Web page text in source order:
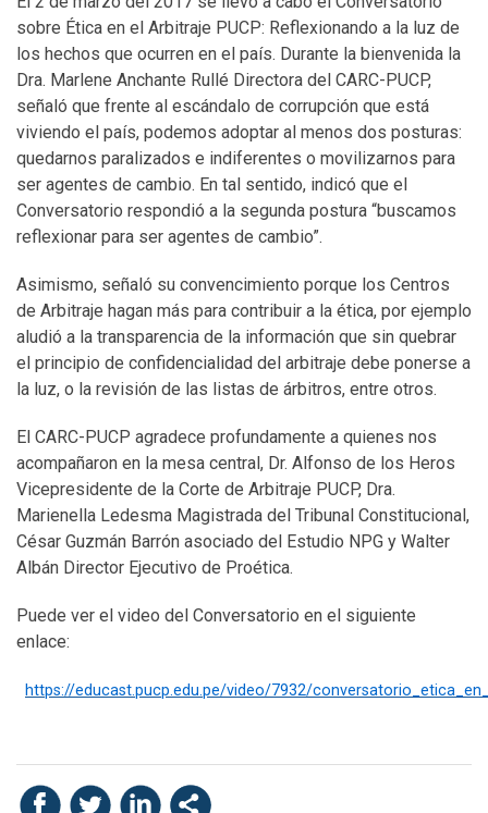
sobre Ética en el Arbitraje PUCP: Reflexionando a la luz de
los hechos que ocurren en el país. Durante la bienvenida la
Dra. Marlene Anchante Rullé Directora del CARC-PUCP,
señaló que frente al escándalo de corrupción que está
viviendo el país, podemos adoptar al menos dos posturas:
quedarnos paralizados e indiferentes o movilizarnos para
ser agentes de cambio. En tal sentido, indicó que el
Conversatorio respondió a la segunda postura “buscamos
reflexionar para ser agentes de cambio”.
Asimismo, señaló su convencimiento porque los Centros
de Arbitraje hagan más para contribuir a la ética, por ejemplo
aludió a la transparencia de la información que sin quebrar
el principio de confidencialidad del arbitraje debe ponerse a
la luz, o la revisión de las listas de árbitros, entre otros.
El CARC-PUCP agradece profundamente a quienes nos
acompañaron en la mesa central, Dr. Alfonso de los Heros
Vicepresidente de la Corte de Arbitraje PUCP, Dra.
Marienella Ledesma Magistrada del Tribunal Constitucional,
César Guzmán Barrón asociado del Estudio NPG y Walter
Albán Director Ejecutivo de Proética.
Puede ver el video del Conversatorio en el siguiente
enlace:
https://educast.pucp.edu.pe/video/7932/